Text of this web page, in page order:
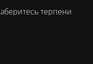
терпения